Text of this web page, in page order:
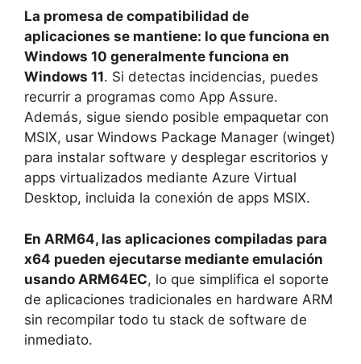
La promesa de compatibilidad de
aplicaciones se mantiene: lo que funciona en
Windows 10 generalmente funciona en
Windows 11. Si detectas incidencias, puedes
recurrir a programas como App Assure.
Además, sigue siendo posible empaquetar con
MSIX, usar Windows Package Manager (winget)
para instalar software y desplegar escritorios y
apps virtualizados mediante Azure Virtual
Desktop, incluida la conexión de apps MSIX.
En ARM64, las aplicaciones compiladas para
x64 pueden ejecutarse mediante emulación
usando ARM64EC, lo que simplifica el soporte
de aplicaciones tradicionales en hardware ARM
sin recompilar todo tu stack de software de
inmediato.